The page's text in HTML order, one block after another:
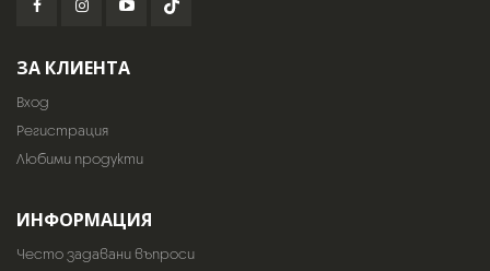
ЗА КЛИЕНТА
Вход
Регистрация
Любими продукти
ИНФОРМАЦИЯ
Често задавани въпроси